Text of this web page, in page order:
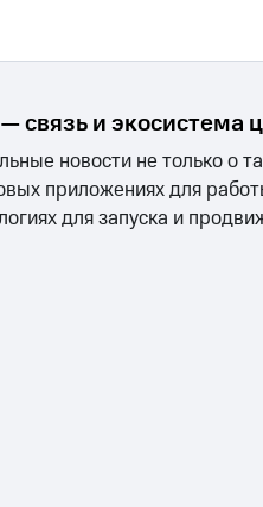
связь и экосистема
новости не только о
приложениях для
для запуска и